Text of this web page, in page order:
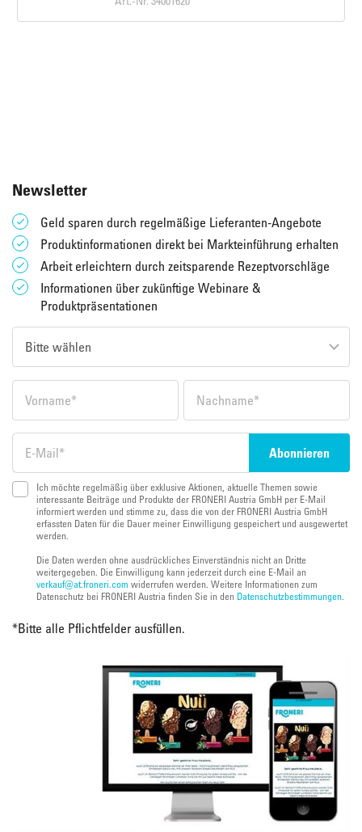
Newsletter
Geld sparen durch regelmäßige Lieferanten-Angebote
Produktinformationen direkt bei Markteinführung erhalten
Arbeit erleichtern durch zeitsparende Rezeptvorschläge
Informationen über zukünftige Webinare &
Produktpräsentationen
Ich möchte regelmäßig über exklusive Aktionen, aktuelle Themen sowie
interessante Beiträge und Produkte der FRONERI Austria GmbH per E-Mail
informiert werden und stimme zu, dass die von der FRONERI Austria GmbH
erfassten Daten für die Dauer meiner Einwilligung gespeichert und ausgewertet
werden.
Die Daten werden ohne ausdrückliches Einverständnis nicht an Dritte
weitergegeben. Die Einwilligung kann jederzeit durch eine E-Mail an
verkauf@at.froneri.com widerrufen werden. Weitere Informationen zum
Datenschutz bei FRONERI Austria finden Sie in den Datenschutzbestimmungen.
*Bitte alle Pflichtfelder ausfüllen.